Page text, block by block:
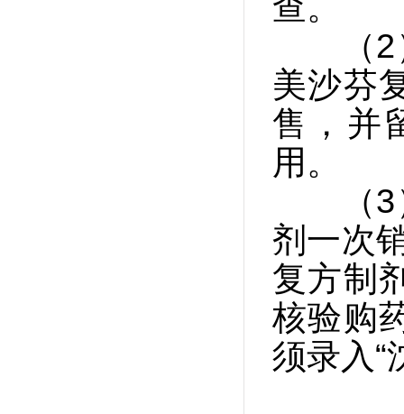
（2）
美沙芬
售，并
用。
（3）
剂一次
复方制
核验购
须录入“